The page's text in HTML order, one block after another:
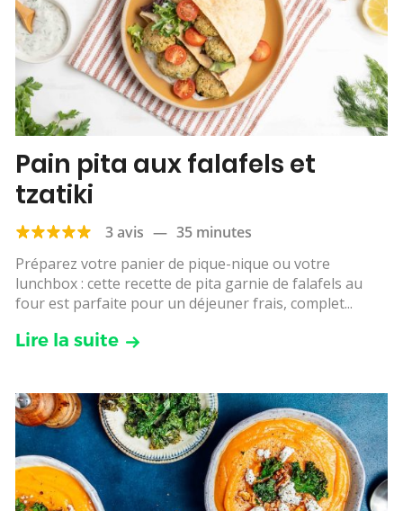
Pain pita aux falafels et
tzatiki
3 avis — 35 minutes
Préparez votre panier de pique-nique ou votre
lunchbox : cette recette de pita garnie de falafels au
four est parfaite pour un déjeuner frais, complet...
Lire la suite